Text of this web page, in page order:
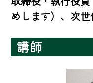
めします）、次
講師